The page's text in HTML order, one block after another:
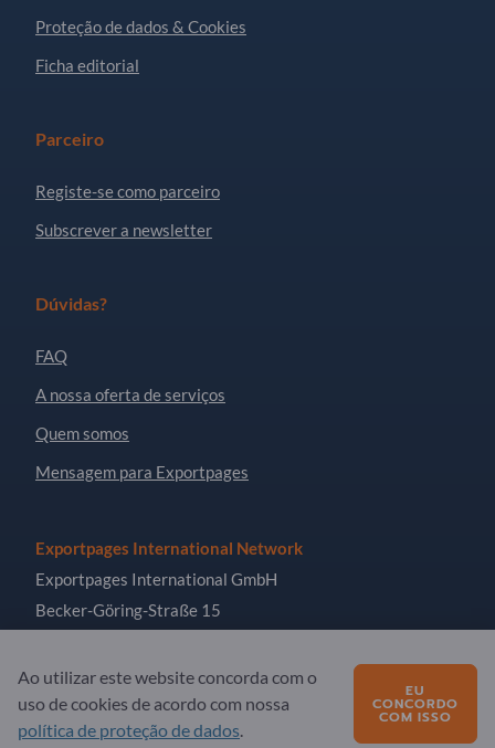
Proteção de dados & Cookies
Ficha editorial
Parceiro
Registe-se como parceiro
Subscrever a newsletter
Dúvidas?
FAQ
A nossa oferta de serviços
Quem somos
Mensagem para Exportpages
Exportpages International Network
Exportpages International GmbH
Becker-Göring-Straße 15
Germany
Ao utilizar este website concorda com o
uso de cookies de acordo com nossa
política de proteção de dados.
EU
CONCORDO
COM ISSO